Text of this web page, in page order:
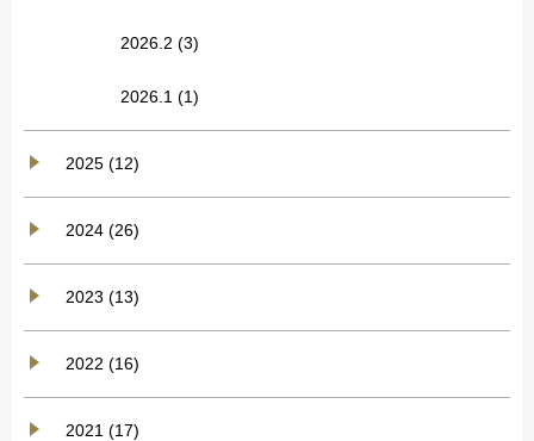
2026.2 (3)
2026.1 (1)
2025 (12)
2024 (26)
2023 (13)
2022 (16)
2021 (17)